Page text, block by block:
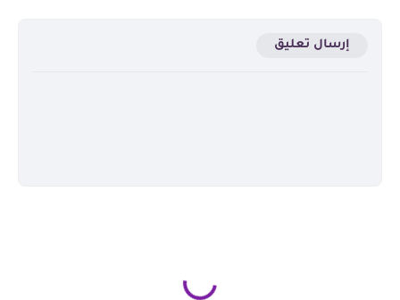
إرسال تعليق